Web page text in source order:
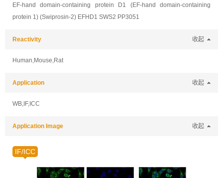
EF-hand domain-containing protein D1 (EF-hand domain-containing
protein 1) (Swiprosin-2) EFHD1 SWS2 PP3051
Reactivity 收起
Human,Mouse,Rat
Application 收起
WB,IF,ICC
Application Image 收起
IF/ICC